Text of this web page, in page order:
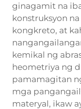
ginagamit na
konstruksyon
kongkreto, at
kemikal ng
heometriya ng
pamamagitan
mga
materyal, ikaw